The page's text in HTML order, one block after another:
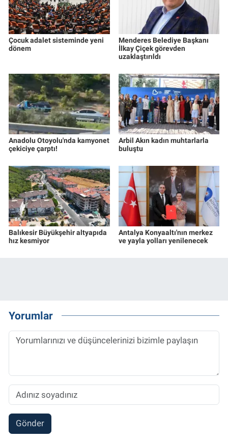
Çocuk adalet sisteminde yeni
dönem
Menderes Belediye Başkanı
İlkay Çiçek görevden
uzaklaştırıldı
Anadolu Otoyolu'nda kamyonet
çekiciye çarptı!
Arbil Akın kadın muhtarlarla
buluştu
Balıkesir Büyükşehir altyapıda
hız kesmiyor
Antalya Konyaaltı'nın merkez
ve yayla yolları yenilenecek
Yorumlar
Gönder